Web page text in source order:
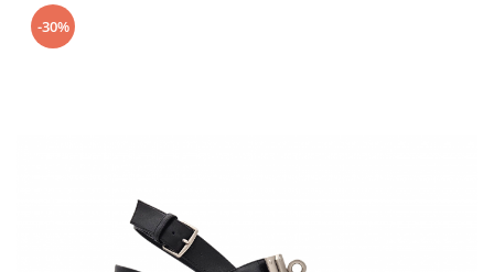
Sandale cu toc
Sandale flats
-30%